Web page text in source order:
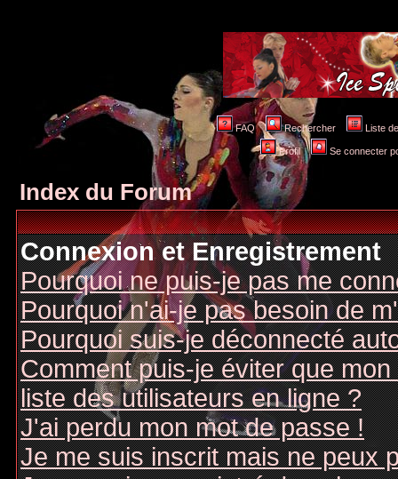
FAQ Rechercher Liste
Profil Se connecter
Index du Forum
Connexion et Enregistrement
Pourquoi ne puis-je pas me
Pourquoi n'ai-je pas besoin de
Pourquoi suis-je déconnecté
Comment puis-je éviter que
liste des utilisateurs en ligne ?
J'ai perdu mon mot de passe !
Je me suis inscrit mais ne peux